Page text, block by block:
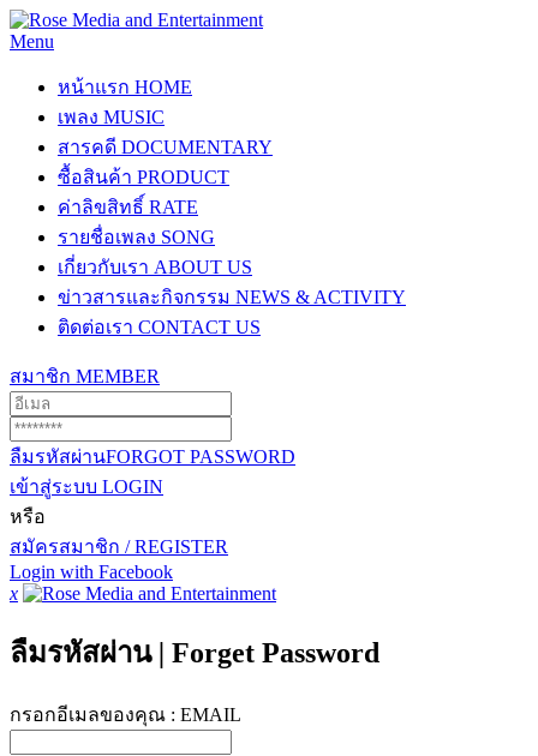
Menu
หน้าแรก HOME
เพลง MUSIC
สารคดี DOCUMENTARY
ซื้อสินค้า PRODUCT
ค่าลิขสิทธิ์ RATE
รายชื่อเพลง SONG
เกี่ยวกับเรา ABOUT US
ข่าวสารและกิจกรรม NEWS & ACTIVITY
ติดต่อเรา CONTACT US
สมาชิก MEMBER
ลืมรหัสผ่านFORGOT PASSWORD
เข้าสู่ระบบ LOGIN
หรือ
สมัครสมาชิก / REGISTER
Login with Facebook
x
ลืมรหัสผ่าน | Forget Password
กรอกอีเมลของคุณ : EMAIL